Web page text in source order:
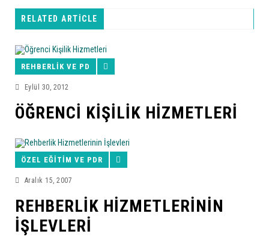
RELATED ARTICLE
REHBERLIK VE PD
Eylül 30, 2012
ÖĞRENCI KIŞILIK HIZMETLERI
ÖZEL EĞITIM VE PDR
Aralık 15, 2007
REHBERLIK HIZMETLERININ
İŞLEVLERI